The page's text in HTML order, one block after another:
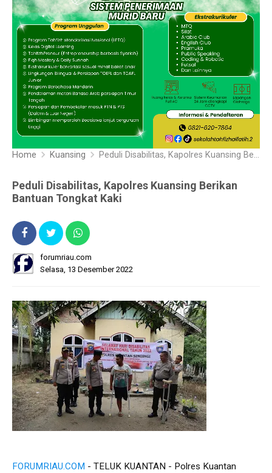
Home Kuansing Peduli Disabilitas, Kapolres Kuansing Berikan Bantuan Tongkat Kaki
Peduli Disabilitas, Kapolres Kuansing Berikan
Bantuan Tongkat Kaki
forumriau.com
Selasa, 13 Desember 2022
FORUMRIAU.COM - TELUK KUANTAN - Polres Kuantan